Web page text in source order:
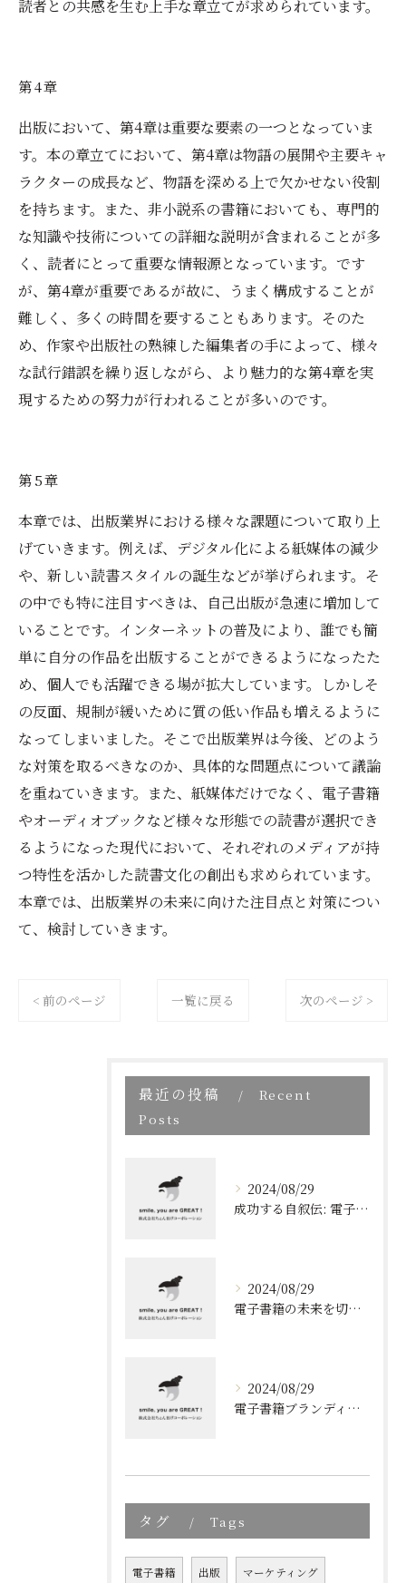
読者との共感を生む上手な章立てが求められています。
第4章
出版において、第4章は重要な要素の一つとなっていま
す。本の章立てにおいて、第4章は物語の展開や主要キャ
ラクターの成長など、物語を深める上で欠かせない役割
を持ちます。また、非小説系の書籍においても、専門的
な知識や技術についての詳細な説明が含まれることが多
く、読者にとって重要な情報源となっています。です
が、第4章が重要であるが故に、うまく構成することが
難しく、多くの時間を要することもあります。そのた
め、作家や出版社の熟練した編集者の手によって、様々
な試行錯誤を繰り返しながら、より魅力的な第4章を実
現するための努力が行われることが多いのです。
第5章
本章では、出版業界における様々な課題について取り上
げていきます。例えば、デジタル化による紙媒体の減少
や、新しい読書スタイルの誕生などが挙げられます。そ
の中でも特に注目すべきは、自己出版が急速に増加して
いることです。インターネットの普及により、誰でも簡
単に自分の作品を出版することができるようになったた
め、個人でも活躍できる場が拡大しています。しかしそ
の反面、規制が緩いために質の低い作品も増えるように
なってしまいました。そこで出版業界は今後、どのよう
な対策を取るべきなのか、具体的な問題点について議論
を重ねていきます。また、紙媒体だけでなく、電子書籍
やオーディオブックなど様々な形態での読書が選択でき
るようになった現代において、それぞれのメディアが持
つ特性を活かした読書文化の創出も求められています。
本章では、出版業界の未来に向けた注目点と対策につい
て、検討していきます。
< 前のページ 一覧に戻る 次のページ >
最近の投稿
Recent
Posts
2024/08/29
成功する自叙伝: 電子書籍ブランディングの新しい視点
2024/08/29
電子書籍の未来を切り開く！効果的なブランディングとリスト取りの技術
2024/08/29
電子書籍ブランディングの新しいアプローチ: 成功の秘訣とは?
タグ Tags
電子書籍 出版 マーケティング